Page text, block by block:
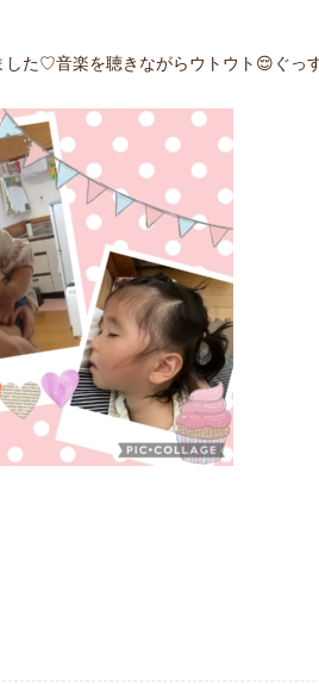
た♡音楽を聴きながらウトウト😌ぐっ